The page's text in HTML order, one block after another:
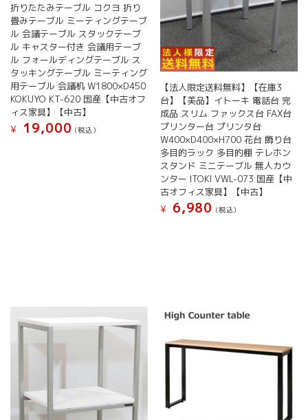
折りたたみテーブル コクヨ 折り
畳みテーブル ミーティングテーブ
ル 会議テーブル スタックテーブ
ル キャスター付き 会議用テーブ
ル フォールディングテーブル ス
タッキングテーブル ミーティング
用テーブル 会議机 W1800×D450
KOKUYO KT-620 国産【中古オフ
ィス家具】【中古】
¥
19,000 (税込）
【法人限定送料無料】【在庫3
台】【美品】イトーキ 電話台 完
成品 スリム ファックス台 FAX台
プリンター台 プリンタ台
W400×D400×H700 花台 飾り台
多目的ラック 多目的棚 テレホン
スタンド ミニテーブル 無人カウ
ンター ITOKI VWL-073 国産【中
古オフィス家具】【中古】
¥
6,980 (税込）